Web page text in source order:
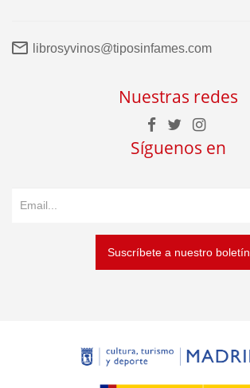
librosyvinos@tiposinfames.com
Nuestras redes
Síguenos en
Suscríbete a nuestro boletín